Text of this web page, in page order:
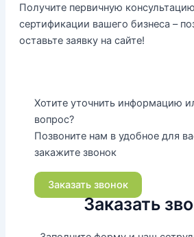
Получите первичную
сертификации вашего бизнеса –
оставьте заявку на сайте!
Хотите уточнить информацию
вопрос?
Позвоните нам в удобное для
закажите звонок
Заказать звонок
Заказать